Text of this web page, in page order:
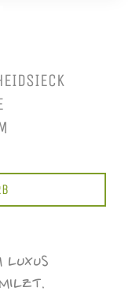
LUXUS